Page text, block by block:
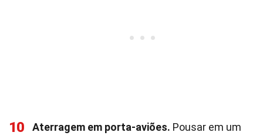
10 Aterragem em porta-aviões. Pousar em um